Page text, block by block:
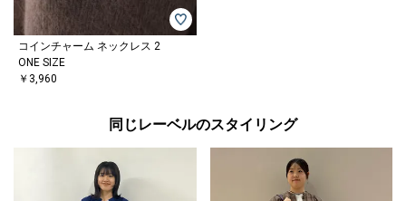
コインチャーム ネックレス 2
ONE SIZE
￥3,960
同じレーベルのスタイリング